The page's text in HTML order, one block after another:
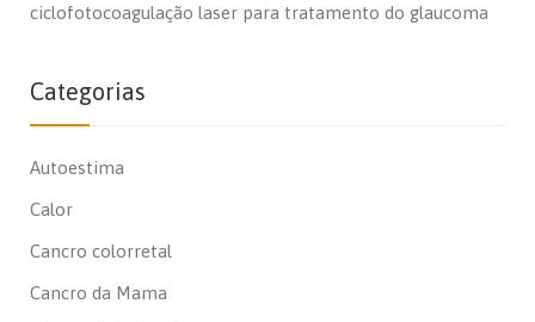
ciclofotocoagulação laser para tratamento do glaucoma
Categorias
Autoestima
Calor
Cancro colorretal
Cancro da Mama